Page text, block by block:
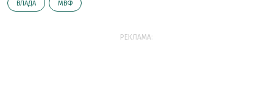
ВЛАДА МВФ
РЕКЛАМА: